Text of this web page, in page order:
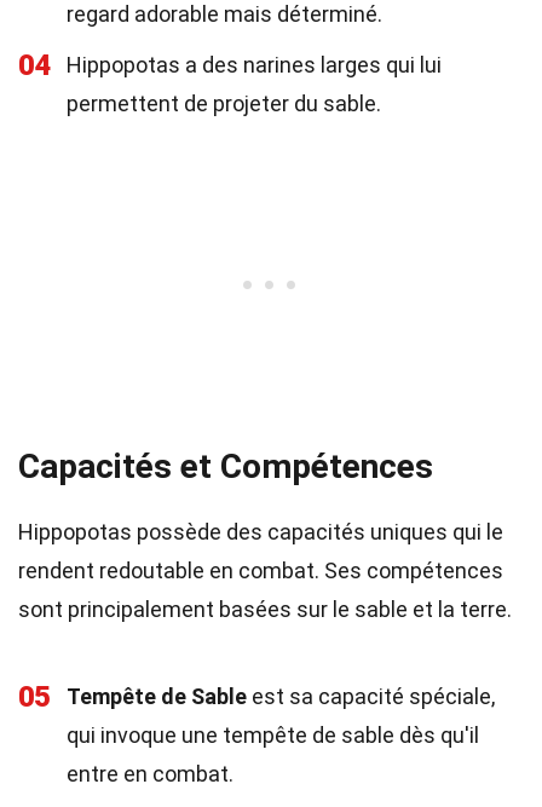
regard adorable mais déterminé.
04
Hippopotas a des narines larges qui lui
permettent de projeter du sable.
Capacités et Compétences
Hippopotas possède des capacités uniques qui le
rendent redoutable en combat. Ses compétences
sont principalement basées sur le sable et la terre.
05 Tempête de Sable est sa capacité spéciale,
qui invoque une tempête de sable dès qu'il
entre en combat.